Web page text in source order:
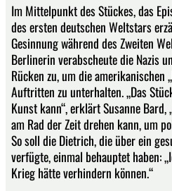
Im Mittelpunkt des Stückes, das
des ersten deutschen Weltstars
Gesinnung während des Zweiten
Berlinerin verabscheute die Nazis
Rücken zu, um die amerikanischen
Auftritten zu unterhalten. „Das
Kunst kann“, erklärt Susanne
am Rad der Zeit drehen kann, um
So soll die Dietrich, die über ein
verfügte, einmal behauptet haben:
Krieg hätte verhindern können.“